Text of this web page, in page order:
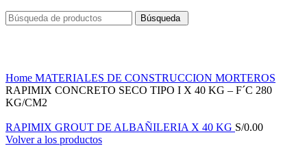
Búsqueda
Home MATERIALES DE CONSTRUCCION MORTEROS
RAPIMIX CONCRETO SECO TIPO I X 40 KG – F´C 280
KG/CM2
RAPIMIX GROUT DE ALBAÑILERIA X 40 KG S/0.00
Volver a los productos